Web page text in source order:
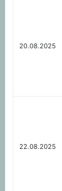
20.08.2025
22.08.2025